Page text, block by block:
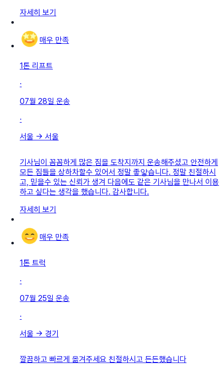
자세히 보기
매우 만족
1톤 리프트
·
07월 28일 운송
·
서울 → 서울
기사님이 꼼꼼하게 많은 짐을 도착지까지 운송해주셨고 안전하게
모든 짐들을 상하차할수 있어서 정말 좋앟습니다. 정말 친절하시
고, 믿을수 있는 신뢰가 생겨 다음에도 같은 기사님을 만나서 이용
하고 싶다는 생각을 했습니다. 감사합니다.
자세히 보기
매우 만족
1톤 트럭
·
07월 25일 운송
·
서울 → 경기
깔끔하고 빠르게 옮겨주세요 친절하시고 든든했습니다